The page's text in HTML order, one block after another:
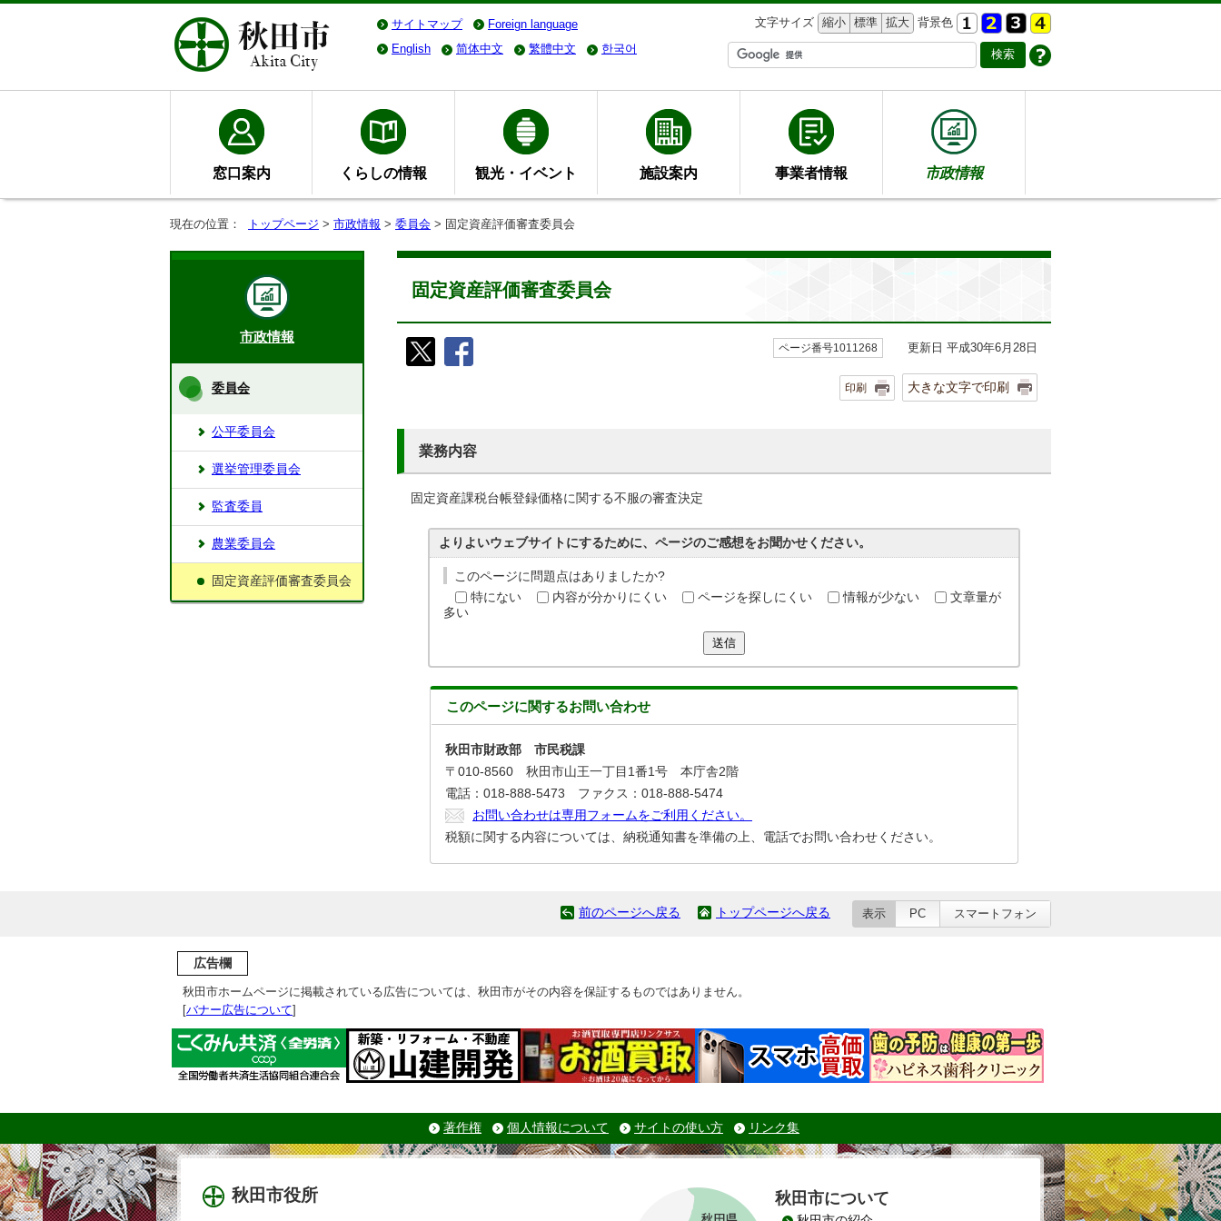
サイトマップ Foreign language 文字サイズ 縮小 標準 拡大 背景色
English
简体中文 繁體中文 한국어
窓口案内 くらしの情報 観光・イベント 施設案内 事業者情報 市政情報
現在の位置： トップページ > 市政情報 > 委員会 > 固定資産評価審査委員会
固定資産評価審査委員会
ページ番号1011268 更新日 平成30年6月28日
印刷 大きな文字で印刷
業務内容
固定資産課税台帳登録価格に関する不服の審査決定
よりよいウェブサイトにするために、ページのご感想をお聞かせください。
このページに問題点はありましたか?
特にない
内容が分かりにくい ページを探しにくい 情報が少ない
文章量が
多い
送信
このページに関するお問い合わせ
秋田市財政部 市民税課
〒010-8560 秋田市山王一丁目1番1号 本庁舎2階
電話：018-888-5473 ファクス：018-888-5474
お問い合わせは専用フォームをご利用ください。
税額に関する内容については、納税通知書を準備の上、電話でお問い合わせください。
市政情報
委員会
公平委員会
選挙管理委員会
監査委員
農業委員会
固定資産評価審査委員会
前のページへ戻る トップページへ戻る 表示 PC スマートフォン
広告欄
秋田市ホームページに掲載されている広告については、秋田市がその内容を保証するものではありません。
[バナー広告について]
著作権 個人情報について サイトの使い方 リンク集
秋田市役所 秋田市について